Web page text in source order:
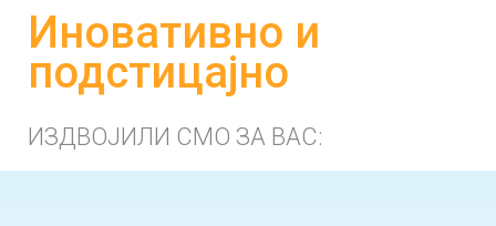
Иновативно и
подстицајно
ИЗДВОЈИЛИ СМО ЗА ВАС: